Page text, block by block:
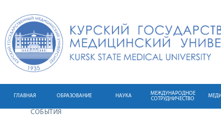
ГЛАВНАЯ ОБРАЗОВАНИЕ НАУКА
МЕЖДУНАРОДНОЕ
СОТРУДНИЧЕСТВО
СОБЫТИЯ